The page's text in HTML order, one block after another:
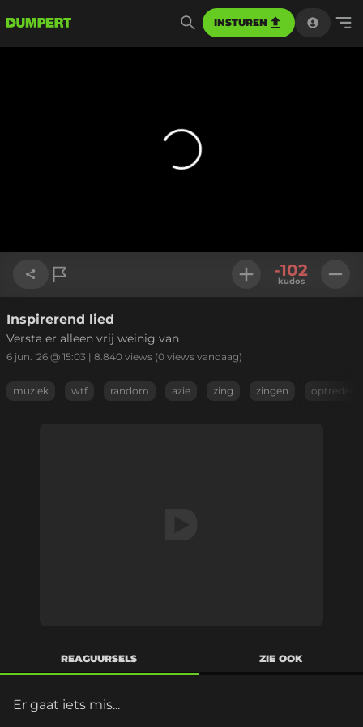
INSTUREN
Link kopiëren
-102
kudos
Inspirerend lied
Versta er alleen vrij weinig van
6 jun. '26 @ 15:03 | 8.840 views (0 views vandaag)
muziek wtf random azie zing zingen optreden
REAGUURSELS ZIE OOK
Er gaat iets mis...